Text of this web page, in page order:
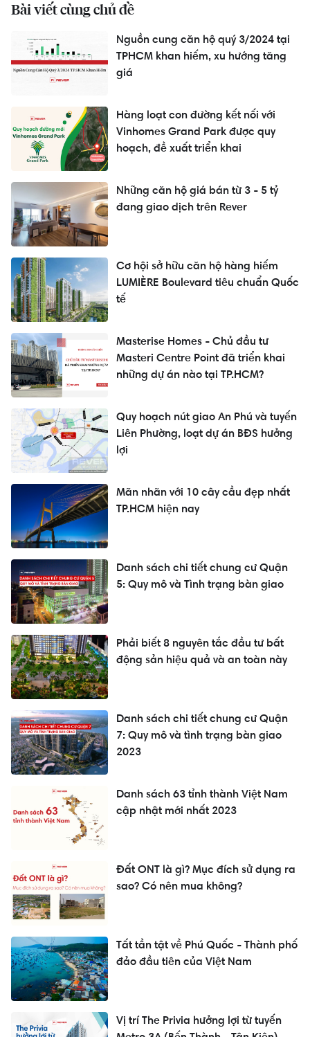
Bài viết cùng chủ đề
Nguồn cung căn hộ quý 3/2024 tại
TPHCM khan hiếm, xu hướng tăng
giá
Hàng loạt con đường kết nối với
Vinhomes Grand Park được quy
hoạch, đề xuất triển khai
Những căn hộ giá bán từ 3 - 5 tỷ
đang giao dịch trên Rever
Cơ hội sở hữu căn hộ hàng hiếm
LUMIÈRE Boulevard tiêu chuẩn Quốc
tế
Masterise Homes - Chủ đầu tư
Masteri Centre Point đã triển khai
những dự án nào tại TP.HCM?
Quy hoạch nút giao An Phú và tuyến
Liên Phường, loạt dự án BĐS hưởng
lợi
Mãn nhãn với 10 cây cầu đẹp nhất
TP.HCM hiện nay
Danh sách chi tiết chung cư Quận
5: Quy mô và Tình trạng bàn giao
Phải biết 8 nguyên tắc đầu tư bất
động sản hiệu quả và an toàn này
Danh sách chi tiết chung cư Quận
7: Quy mô và tình trạng bàn giao
2023
Danh sách 63 tỉnh thành Việt Nam
cập nhật mới nhất 2023
Đất ONT là gì? Mục đích sử dụng ra
sao? Có nên mua không?
Tất tần tật về Phú Quốc - Thành phố
đảo đầu tiên của Việt Nam
Vị trí The Privia hưởng lợi từ tuyến